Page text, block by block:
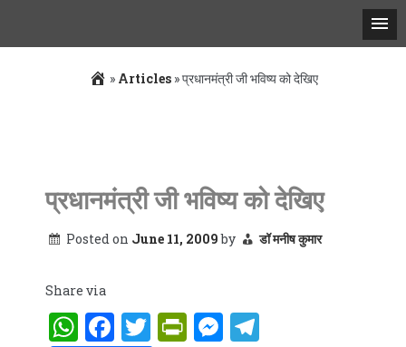
» Articles»प्रधानमंत्री जी भविष्य को देखिए
प्रधानमंत्री जी भविष्य को देखिए
Posted on June 11, 2009by डॉ मनीष कुमार
Share via
WhatsApp
Facebook
Twitter
PrintFriendly
Messenger